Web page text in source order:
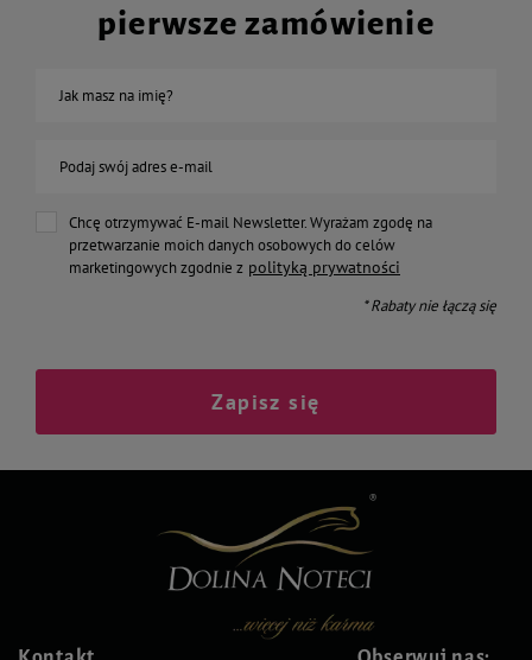
pierwsze zamówienie
Jak masz na imię?
Podaj swój adres e-mail
Chcę otrzymywać E-mail Newsletter. Wyrażam zgodę na
przetwarzanie moich danych osobowych do celów
marketingowych zgodnie z polityką prywatności
* Rabaty nie łączą się
Zapisz się